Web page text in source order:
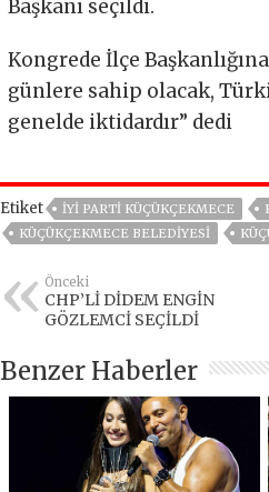
Başkanı seçildi.
Kongrede İlçe
günlere sahip olacak,
genelde iktidardır” dedi
Etiket IYI PARTI KÜÇÜKÇEKMECE
KÜÇÜKÇEKMECE BELEDIYESI
Önceki
CHP’Lİ DİDEM ENGİN
GÖZLEMCİ SEÇİLDİ
Benzer Haberler